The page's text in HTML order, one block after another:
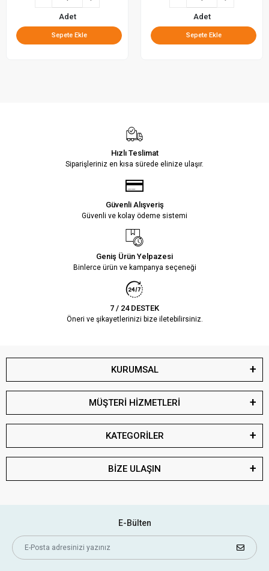
Adet
Sepete Ekle
Adet
Sepete Ekle
Hızlı Teslimat
Siparişleriniz en kısa sürede elinize ulaşır.
Güvenli Alışveriş
Güvenli ve kolay ödeme sistemi
Geniş Ürün Yelpazesi
Binlerce ürün ve kampanya seçeneği
7 / 24 DESTEK
Öneri ve şikayetlerinizi bize iletebilirsiniz.
KURUMSAL
MÜŞTERİ HİZMETLERİ
KATEGORİLER
BİZE ULAŞIN
E-Bülten